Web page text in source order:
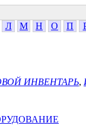
Л М Н О П
ИНВЕНТАРЬ,